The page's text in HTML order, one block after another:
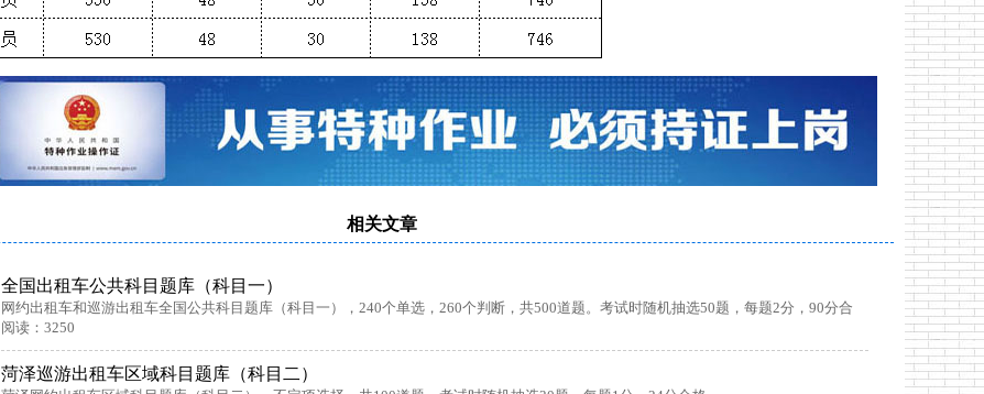
相关文章
全国出租车公共科目题库（科目一）
网约出租车和巡游出租车全国公共科目题库（科目一），240个单选，260个判断，共500道题。考试时随机抽选50题，每题2分，90分合
阅读：3250
菏泽巡游出租车区域科目题库（科目二）